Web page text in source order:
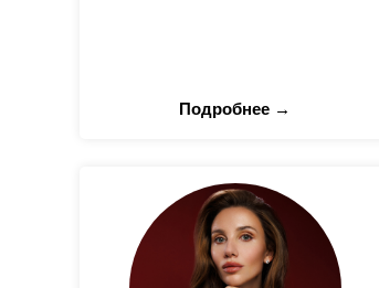
Подробнее →